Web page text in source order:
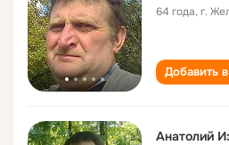
64 года,г.
Добавить
Анатолий